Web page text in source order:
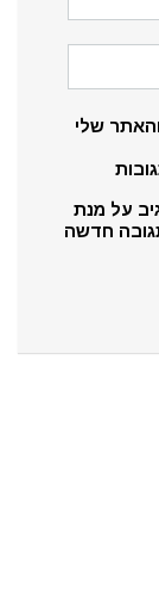
שלי
על מנת
חדשה